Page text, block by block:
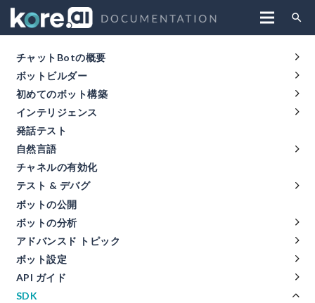
search
チャットBotの概要
ボットビルダー
初めてのボット構築
インテリジェンス
発話テスト
自然言語
チャネルの有効化
テスト & デバグ
ボットの公開
ボットの分析
アドバンスド トピック
ボット設定
API ガイド
SDK